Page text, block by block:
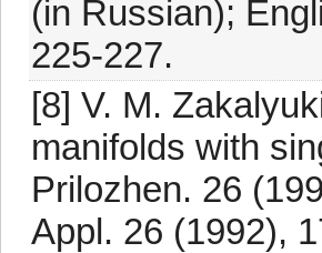
(in Russian);
225-227.
[8] V. M.
manifolds with
Prilozhen. 26
Appl. 26 (1992),